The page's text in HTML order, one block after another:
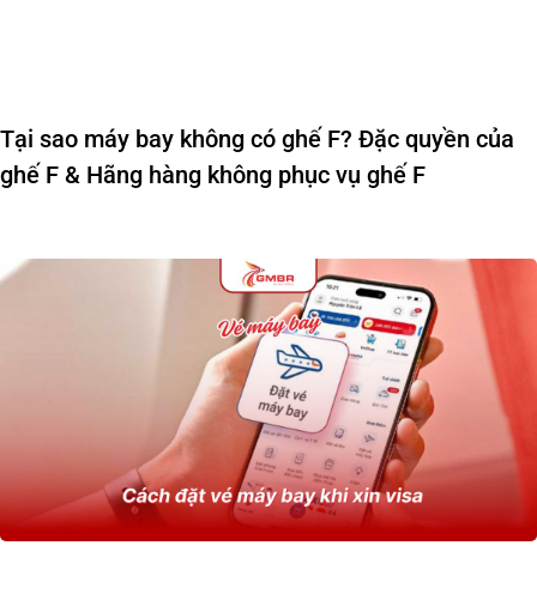
Tại sao máy bay không có ghế F? Đặc quyền của
ghế F & Hãng hàng không phục vụ ghế F